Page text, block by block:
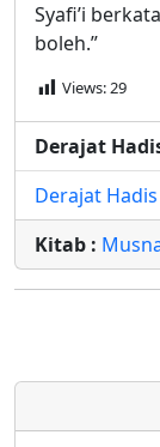
Syafi’i
boleh.”
Views:29
Derajat
Derajat
Kitab :